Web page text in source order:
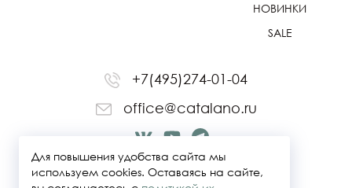
НОВИНКИ
SALE
+7(495)274-01-04
office@catalano.ru
Для повышения удобства сайта мы
используем cookies. Оставаясь на сайте,